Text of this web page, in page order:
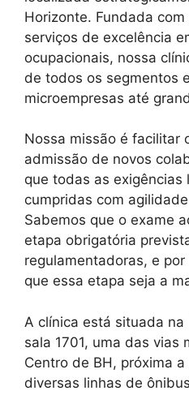
Horizonte. Fundada
serviços de excelência
ocupacionais, nossa
de todos os segmentos
microempresas até
Nossa missão é facilitar
admissão de novos
que todas as exigências
cumpridas com
Sabemos que o exame
etapa obrigatória
regulamentadoras, e
que essa etapa seja a
A clínica está situada na
sala 1701, uma das vias
Centro de BH, próxima
diversas linhas de